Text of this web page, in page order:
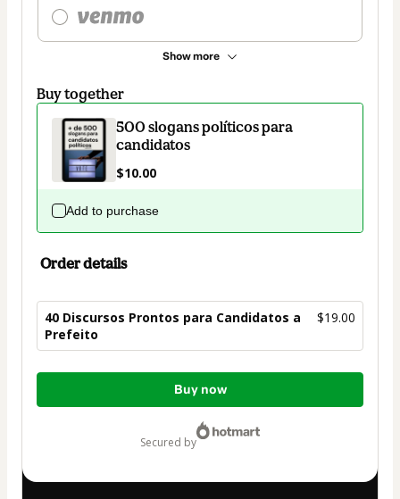
Show more
Buy together
500 slogans políticos para
candidatos
$10.00
Add to purchase
Order details
40 Discursos Prontos para Candidatos a
Prefeito
$19.00
Total
Buy now
secured by